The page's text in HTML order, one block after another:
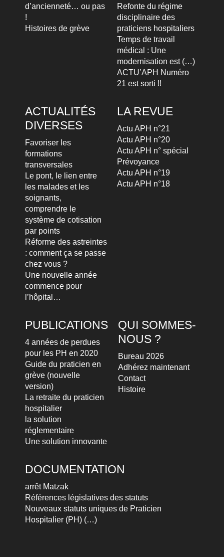
d’ancienneté… ou pas
!
Histoires de grève
Refonte du régime
disciplinaire des
praticiens hospitaliers
Temps de travail
médical : Une
modernisation est (…)
ACTU’APH Numéro
21 est sorti !!
ACTUALITÉS
DIVERSES
Favoriser les
formations
transversales
Le pont, le lien entre
les malades et les
soignants,
comprendre le
système de cotisation
par points
Réforme des astreintes
: comment ça se passe
chez vous ?
Une nouvelle année
commence pour
l’hôpital…
LA REVUE
Actu APH n°21
Actu APH n°20
Actu APH n° spécial
Prévoyance
Actu APH n°19
Actu APH n°18
PUBLICATIONS
4 années de perdues
pour les PH en 2020
Guide du praticien en
grève (nouvelle
version)
La retraite du praticien
hospitalier
la solution
réglementaire
Une solution innovante
QUI SOMMES-
NOUS ?
Bureau 2026
Adhérez maintenant
Contact
Histoire
DOCUMENTATION
arrêt Matzak
Références législatives des statuts
Nouveaux statuts uniques de Praticien
Hospitalier (PH) (…)